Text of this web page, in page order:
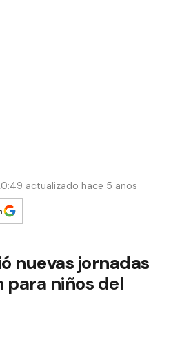
actualizado hace 5 años
nuevas jornadas
para niños del